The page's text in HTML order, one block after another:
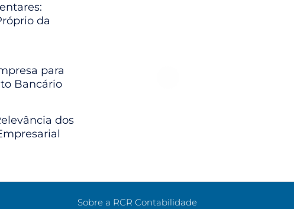
da
para
Bancário
dos
Sobre a RCR Contabilidade